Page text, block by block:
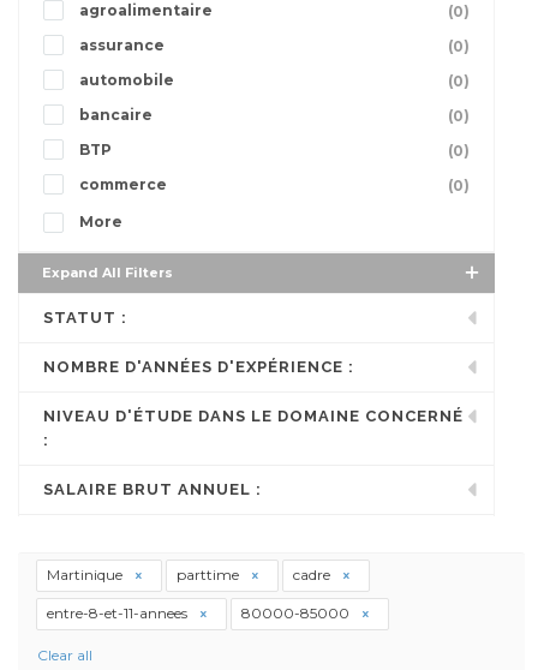
agroalimentaire
(0)
assurance
(0)
automobile
(0)
bancaire
(0)
BTP
(0)
commerce
(0)
More
Expand All Filters
STATUT :
NOMBRE D'ANNÉES D'EXPÉRIENCE :
NIVEAU D'ÉTUDE DANS LE DOMAINE CONCERNÉ
:
SALAIRE BRUT ANNUEL :
Martinique parttime cadre
entre-8-et-11-annees 80000-85000
Clear all